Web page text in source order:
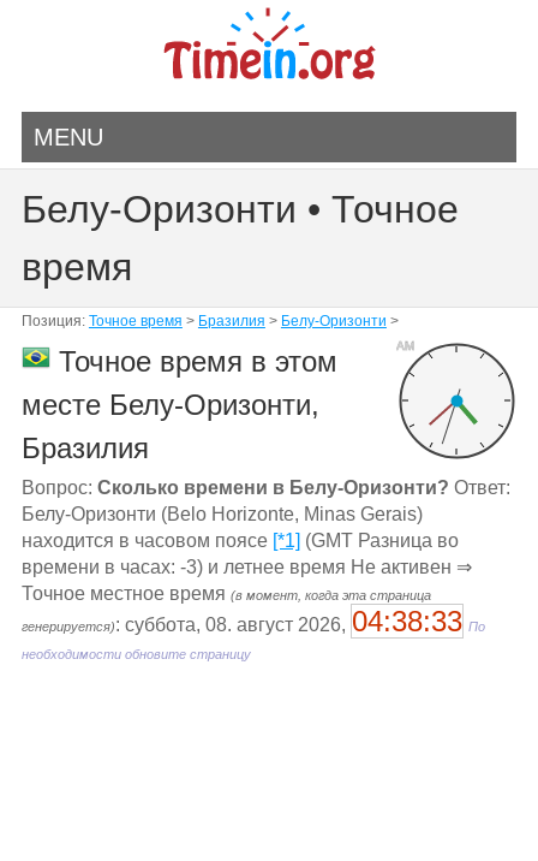
MENU
Белу-Оризонти • Точное
время
Позиция: Точное время > Бразилия > Белу-Оризонти >
AM
Точное время в этом
месте Белу-Оризонти,
Бразилия
Вопрос: Сколько времени в Белу-Оризонти? Ответ:
Белу-Оризонти (Belo Horizonte, Minas Gerais)
находится в часовом поясе [*1] (GMT Разница во
времени в часах: -3) и летнее время Не активен ⇒
Точное местное время (в момент, когда эта страница
генерируется): суббота, 08. август 2026, 04:38:33 По
необходимости обновите страницу